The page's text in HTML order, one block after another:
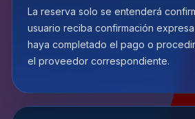
La reserva solo se entenderá
usuario reciba confirmación
haya completado el pago o
el proveedor correspondiente.